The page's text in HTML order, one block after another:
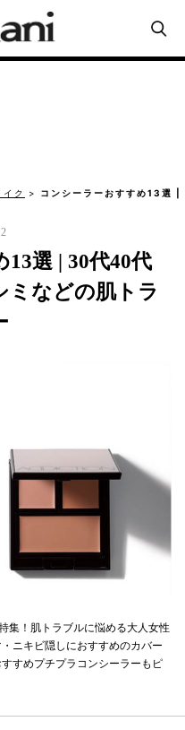
イク コンシーラーおすすめ13選
選 | 30代40代
ミなどの肌トラ
集！肌トラブルに悩める大人女性
ニキビ隠しにおすすめのカバー
すめプチプラコンシーラーもピ